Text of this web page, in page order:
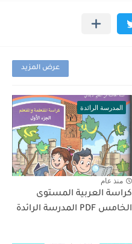
عرض المزيد
المدرسة الرائدة
منذ عام
كراسة العربية المستوى
الخامس PDF المدرسة الرائدة